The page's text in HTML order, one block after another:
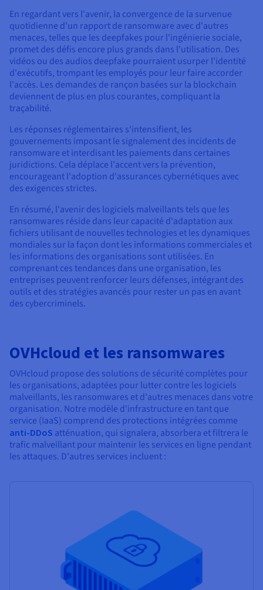
En regardant vers l'avenir, la convergence de la survenue
quotidienne d'un rapport de ransomware avec d'autres
menaces, telles que les deepfakes pour l'ingénierie sociale,
promet des défis encore plus grands dans l'utilisation. Des
vidéos ou des audios deepfake pourraient usurper l'identité
d'exécutifs, trompant les employés pour leur faire accorder
l'accès. Les demandes de rançon basées sur la blockchain
deviennent de plus en plus courantes, compliquant la
traçabilité.
Les réponses réglementaires s'intensifient, les
gouvernements imposant le signalement des incidents de
ransomware et interdisant les paiements dans certaines
juridictions. Cela déplace l'accent vers la prévention,
encourageant l'adoption d'assurances cybernétiques avec
des exigences strictes.
En résumé, l'avenir des logiciels malveillants tels que les
ransomwares réside dans leur capacité d'adaptation aux
fichiers utilisant de nouvelles technologies et les dynamiques
mondiales sur la façon dont les informations commerciales et
les informations des organisations sont utilisées. En
comprenant ces tendances dans une organisation, les
entreprises peuvent renforcer leurs défenses, intégrant des
outils et des stratégies avancés pour rester un pas en avant
des cybercriminels.
OVHcloud et les ransomwares
OVHcloud propose des solutions de sécurité complètes pour
les organisations, adaptées pour lutter contre les logiciels
malveillants, les ransomwares et d'autres menaces dans votre
organisation. Notre modèle d'infrastructure en tant que
service (IaaS) comprend des protections intégrées comme
anti-DDoS atténuation, qui signalera, absorbera et filtrera le
trafic malveillant pour maintenir les services en ligne pendant
les attaques. D'autres services incluent :